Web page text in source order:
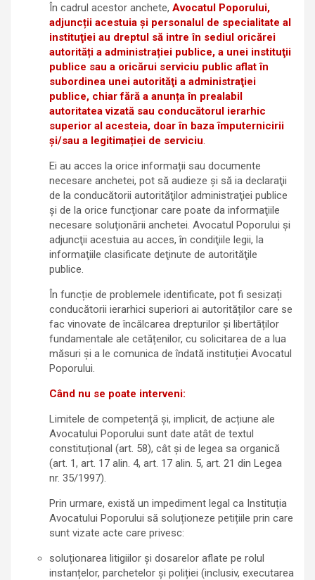
În cadrul acestor anchete, Avocatul Poporului,
adjuncții acestuia și personalul de specialitate al
instituţiei au dreptul să intre în sediul oricărei
autorități a administrației publice, a unei instituţii
publice sau a oricărui serviciu public aflat în
subordinea unei autorităţi a administraţiei
publice, chiar fără a anunța în prealabil
autoritatea vizată sau conducătorul ierarhic
superior al acesteia, doar în baza împuternicirii
și/sau a legitimației de serviciu.
Ei au acces la orice informații sau documente
necesare anchetei, pot să audieze şi să ia declaraţii
de la conducătorii autorităţilor administraţiei publice
şi de la orice funcţionar care poate da informaţiile
necesare soluţionării anchetei. Avocatul Poporului şi
adjuncţii acestuia au acces, în condiţiile legii, la
informaţiile clasificate deţinute de autorităţile
publice.
În funcție de problemele identificate, pot fi sesizați
conducătorii ierarhici superiori ai autorităților care se
fac vinovate de încălcarea drepturilor și libertăților
fundamentale ale cetățenilor, cu solicitarea de a lua
măsuri și a le comunica de îndată instituției Avocatul
Poporului.
Când nu se poate interveni:
Limitele de competență și, implicit, de acțiune ale
Avocatului Poporului sunt date atât de textul
constituțional (art. 58), cât și de legea sa organică
(art. 1, art. 17 alin. 4, art. 17 alin. 5, art. 21 din Legea
nr. 35/1997).
Prin urmare, există un impediment legal ca Instituția
Avocatului Poporului să soluționeze petițiile prin care
sunt vizate acte care privesc:
soluționarea litigiilor și dosarelor aflate pe rolul
instanțelor, parchetelor și poliției (inclusiv, executarea